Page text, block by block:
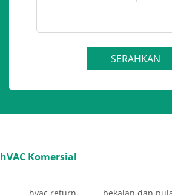
SERAHKAN
hVAC Komersial